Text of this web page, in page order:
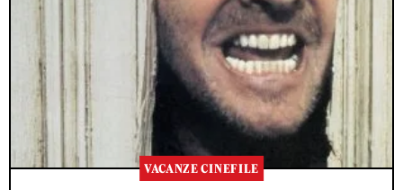
VACANZE CINEFILE